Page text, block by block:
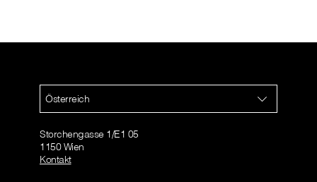
Österreich
Storchengasse 1/E1 05
1150 Wien
Kontakt